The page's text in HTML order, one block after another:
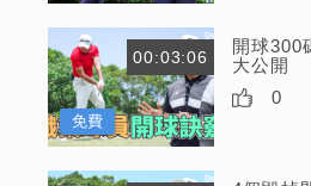
00:03:06
免費
開球300
大公開
0